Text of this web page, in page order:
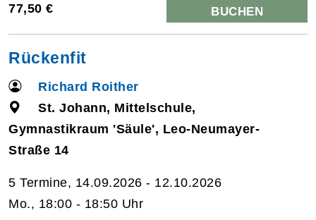
77,50 € BUCHEN
Rückenfit
Richard Roither
St. Johann, Mittelschule,
Gymnastikraum 'Säule', Leo-Neumayer-
Straße 14
5 Termine, 14.09.2026 - 12.10.2026
Mo., 18:00 - 18:50 Uhr